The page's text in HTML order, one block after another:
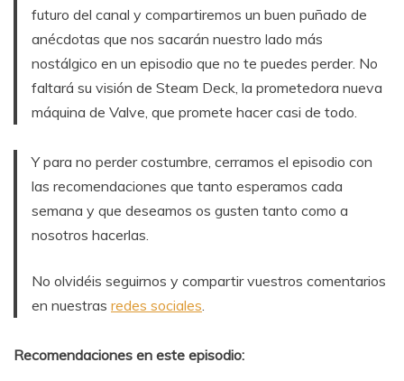
futuro del canal y compartiremos un buen puñado de
anécdotas que nos sacarán nuestro lado más
nostálgico en un episodio que no te puedes perder. No
faltará su visión de Steam Deck, la prometedora nueva
máquina de Valve, que promete hacer casi de todo.
Y para no perder costumbre, cerramos el episodio con
las recomendaciones que tanto esperamos cada
semana y que deseamos os gusten tanto como a
nosotros hacerlas.
No olvidéis seguirnos y compartir vuestros comentarios
en nuestras redes sociales
Recomendaciones en este episodio: